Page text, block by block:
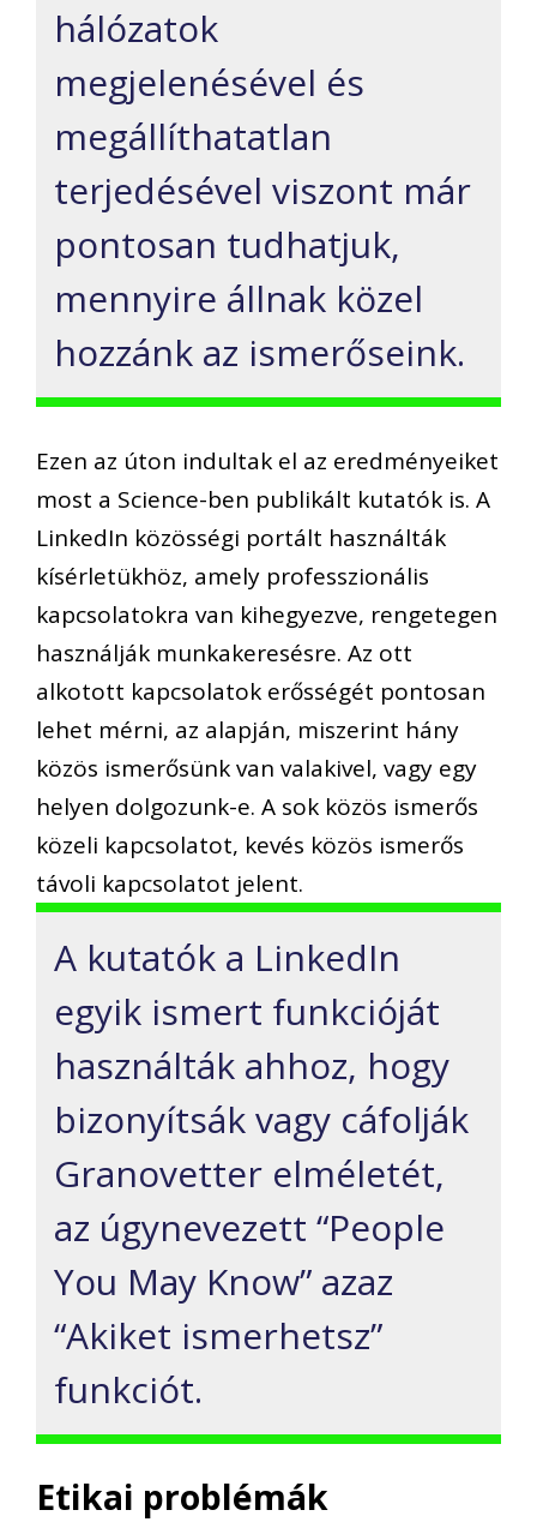
hálózatok
megjelenésével és
megállíthatatlan
terjedésével viszont már
pontosan tudhatjuk,
mennyire állnak közel
hozzánk az ismerőseink.
Ezen az úton indultak el az eredményeiket
most a Science-ben publikált kutatók is. A
LinkedIn közösségi portált használták
kísérletükhöz, amely professzionális
kapcsolatokra van kihegyezve, rengetegen
használják munkakeresésre. Az ott
alkotott kapcsolatok erősségét pontosan
lehet mérni, az alapján, miszerint hány
közös ismerősünk van valakivel, vagy egy
helyen dolgozunk-e. A sok közös ismerős
közeli kapcsolatot, kevés közös ismerős
távoli kapcsolatot jelent.
A kutatók a LinkedIn
egyik ismert funkcióját
használták ahhoz, hogy
bizonyítsák vagy cáfolják
Granovetter elméletét,
az úgynevezett “People
You May Know” azaz
“Akiket ismerhetsz”
funkciót.
Etikai problémák